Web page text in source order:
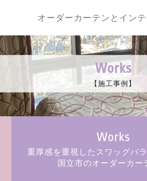
オーダーカーテンとイン
Works
【施工事例】
Works
重厚感を重視したスワッグバ
国立市のオーダーカー